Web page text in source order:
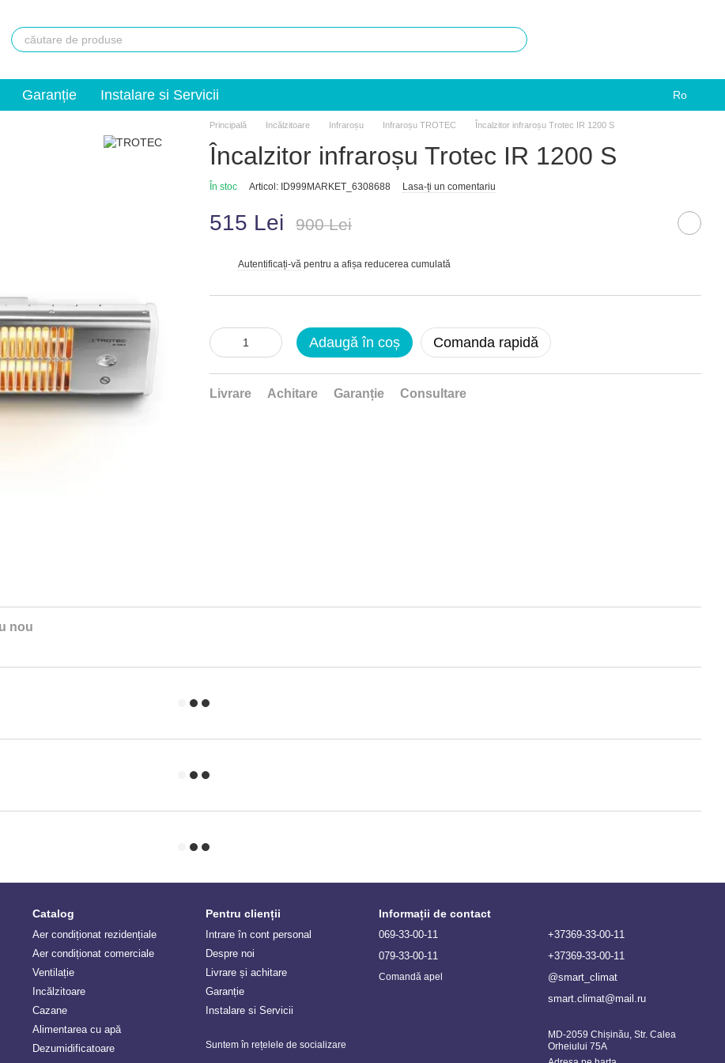
Garanție Instalare si Servicii Ro
Principală Incălzitoare Infraroșu Infraroșu TROTEC Încalzitor infraroșu Trotec IR 1200 S
Încalzitor infraroșu Trotec IR 1200 S
În stoc Articol: ID999MARKET_6308688 Lasa-ți un comentariu
515 Lei 900 Lei
Autentificați-vă pentru a afișa reducerea cumulată
Adaugă în coș Comanda rapidă
Livrare Achitare Garanție Consultare
nou
Catalog
Aer condiționat rezidențiale
Aer condiționat comerciale
Ventilație
Incălzitoare
Сazane
Alimentarea cu apă
Dezumidificatoare
Pentru clienții
Intrare în cont personal
Despre noi
Livrare și achitare
Garanție
Instalare si Servicii
Suntem în rețelele de socializare
Informații de contact
069-33-00-11
079-33-00-11
Comandă apel
+37369-33-00-11
+37369-33-00-11
@smart_climat
smart.climat@mail.ru
MD-2059 Chișinău, Str. Calea
Orheiului 75A